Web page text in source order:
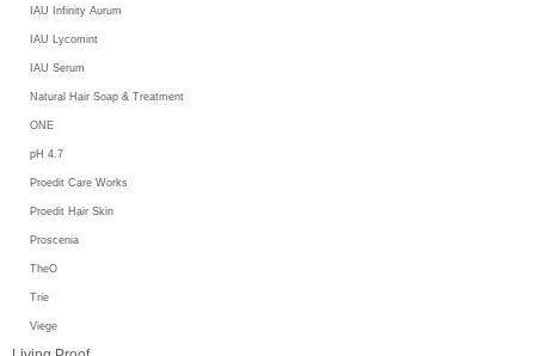
IAU Infinity Aurum
IAU Lycomint
IAU Serum
Natural Hair Soap & Treatment
ONE
pH 4.7
Proedit Care Works
Proedit Hair Skin
Proscenia
TheO
Trie
Viege